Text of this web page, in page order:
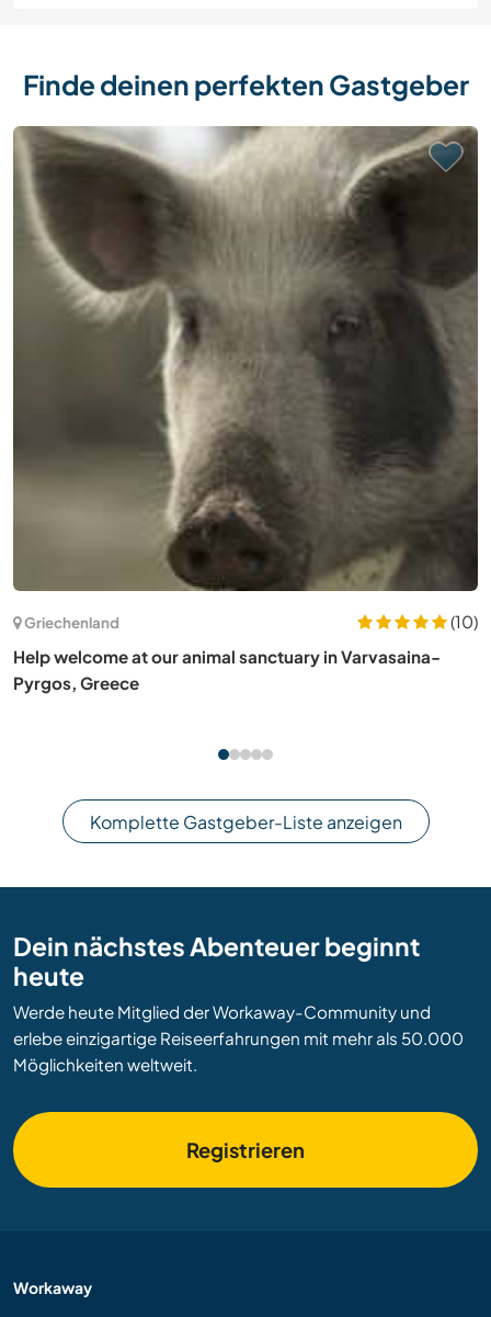
Finde deinen perfekten Gastgeber
Ungarn
(9)
Spend quality time with us and witness each other's
growth in Budapest, Hungary
Komplette Gastgeber-Liste anzeigen
Dein nächstes Abenteuer beginnt
heute
Werde heute Mitglied der Workaway-Community und
erlebe einzigartige Reiseerfahrungen mit mehr als 50.000
Möglichkeiten weltweit.
Registrieren
Workaway